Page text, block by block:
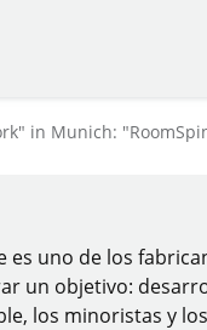
in Munich:
uno de los
un objetivo:
los minoristas y